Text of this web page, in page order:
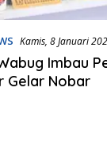
Kamis, 8 Januari
Imbau
Gelar Nobar